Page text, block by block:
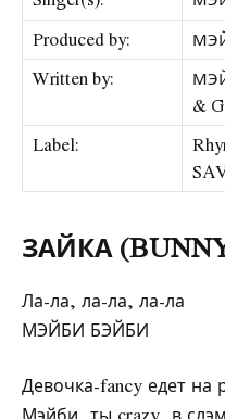
Produced by:
Written by:
&
Label:
ЗАЙКА
Ла-ла, ла-ла, ла-ла
МЭЙБИ БЭЙБИ
Девочка-fancy едет